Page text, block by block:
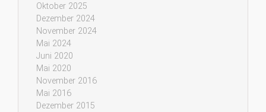
Oktober 2025
Dezember 2024
November 2024
Mai 2024
Juni 2020
Mai 2020
November 2016
Mai 2016
Dezember 2015